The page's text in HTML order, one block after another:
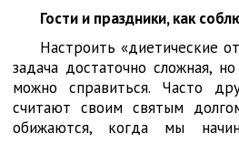
Гости и праздники, как
Настроить «диетические
задача достаточно сложная,
можно справиться. Часто
считают своим святым
обижаются, когда мы